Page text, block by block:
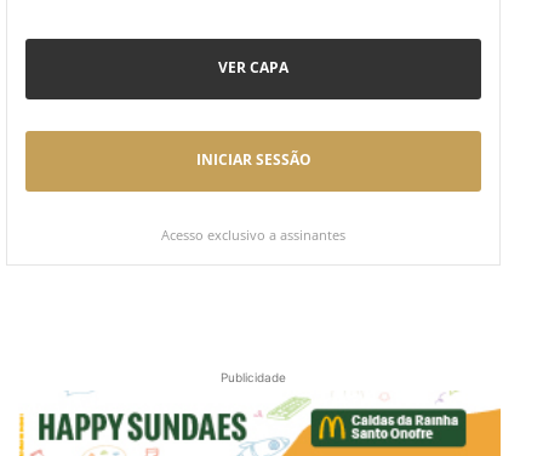
VER CAPA
INICIAR SESSÃO
Acesso exclusivo a assinantes
Publicidade